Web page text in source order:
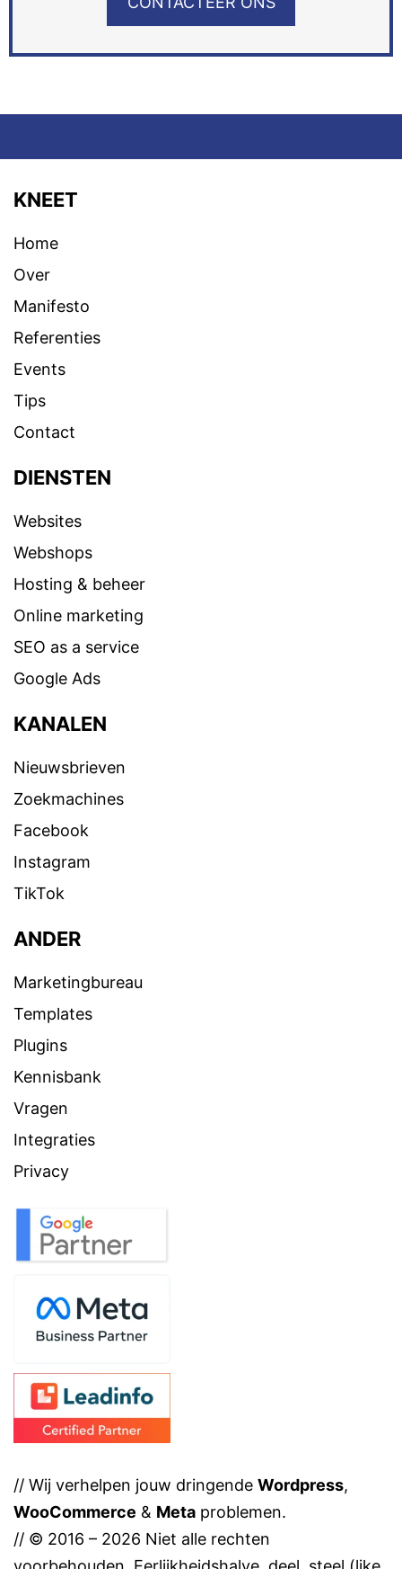
KNEET
Home
Over
Manifesto
Referenties
Events
Tips
Contact
DIENSTEN
Websites
Webshops
Hosting & beheer
Online marketing
SEO as a service
Google Ads
KANALEN
Nieuwsbrieven
Zoekmachines
Facebook
Instagram
TikTok
ANDER
Marketingbureau
Templates
Plugins
Kennisbank
Vragen
Integraties
Privacy
// Wij verhelpen jouw dringende Wordpress,
WooCommerce & Meta problemen.
// © 2016 – 2026 Niet alle rechten